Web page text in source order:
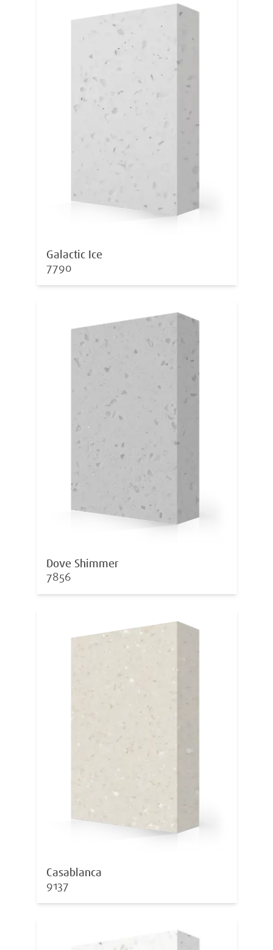
Galactic Ice
7790
Dove Shimmer
7856
Casablanca
9137